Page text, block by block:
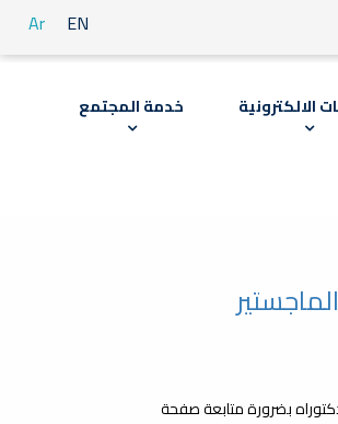
Ar EN
الالكترونية خدمة المجتمع
بضرورة متابعة صفحة